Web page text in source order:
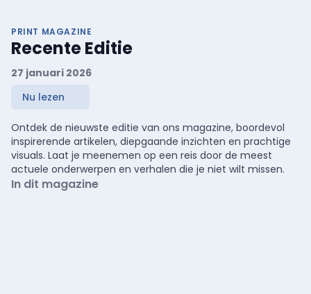
PRINT MAGAZINE
Recente Editie
27 januari 2026
Nu lezen
Ontdek de nieuwste editie van ons magazine, boordevol
inspirerende artikelen, diepgaande inzichten en prachtige
visuals. Laat je meenemen op een reis door de meest
actuele onderwerpen en verhalen die je niet wilt missen.
In dit magazine